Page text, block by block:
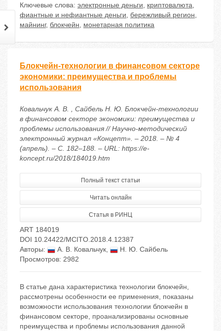
Ключевые слова: электронные деньги, криптовалюта,
фиантные и нефиантные деньги, бережливый регион,
майнинг, блокчейн, монетарная политика
Блокчейн-технологии в финансовом секторе
экономики: преимущества и проблемы
использования
Ковальчук А. В. , Сайбель Н. Ю. Блокчейн-технологии
в финансовом секторе экономики: преимущества и
проблемы использования // Научно-методический
электронный журнал «Концепт». – 2018. – № 4
(апрель). – С. 182–188. – URL: https://e-
koncept.ru/2018/184019.htm
Полный текст статьи
Читать онлайн
Статья в РИНЦ
ART 184019
DOI 10.24422/MCITO.2018.4.12387
Авторы:
А. В. Ковальчук,
Н. Ю. Сайбель
Просмотров: 2982
В статье дана характеристика технологии блокчейн,
рассмотрены особенности ее применения, показаны
возможности использования технологии блокчейн в
финансовом секторе, проанализированы основные
преимущества и проблемы использования данной